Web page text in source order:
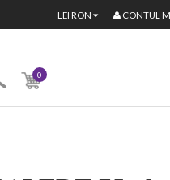
LEI RON CONTUL
0